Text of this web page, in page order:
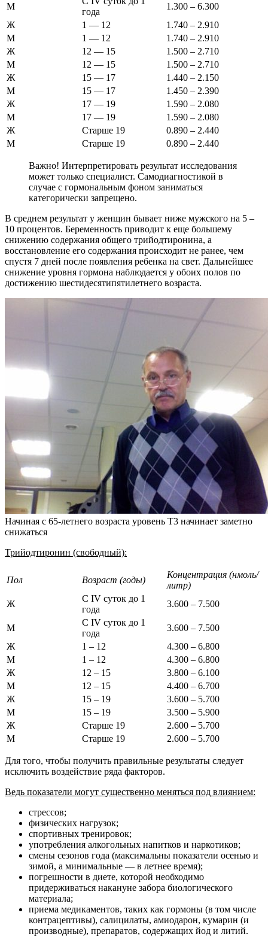
М
года
1.300 – 6.300
Ж
1 — 12
1.740 – 2.910
М
1 — 12
1.740 – 2.910
Ж
12 — 15
1.500 – 2.710
М
12 — 15
1.500 – 2.710
Ж
15 — 17
1.440 – 2.150
М
15 — 17
1.450 – 2.390
Ж
17 — 19
1.590 – 2.080
М
17 — 19
1.590 – 2.080
Ж
Старше 19
0.890 – 2.440
М
Старше 19 0.890 – 2.440
Важно! Интерпретировать результат исследования
может только специалист. Самодиагностикой в
случае с гормональным фоном заниматься
категорически запрещено.
В среднем результат у женщин бывает ниже мужского на 5 –
10 процентов. Беременность приводит к еще большему
снижению содержания общего трийодтиронина, а
восстановление его содержания происходит не ранее, чем
спустя 7 дней после появления ребенка на свет. Дальнейшее
снижение уровня гормона наблюдается у обоих полов по
достижению шестидесятипятилетнего возраста.
Начиная с 65-летнего возраста уровень Т3 начинает заметно
снижаться
Трийодтиронин (свободный):
Пол Возраст (годы)
Концентрация (нмоль/
литр)
Ж
С IV суток до 1
года
3.600 – 7.500
М
С IV суток до 1
года
3.600 – 7.500
Ж
1 – 12
4.300 – 6.800
М
1 – 12
4.300 – 6.800
Ж
12 – 15
3.800 – 6.100
М
12 – 15
4.400 – 6.700
Ж
15 – 19
3.600 – 5.700
М
15 – 19
3.500 – 5.900
Ж
Старше 19
2.600 – 5.700
М
Старше 19 2.600 – 5.700
Для того, чтобы получить правильные результаты следует
исключить воздействие ряда факторов.
Ведь показатели могут существенно меняться под влиянием:
стрессов;
физических нагрузок;
спортивных тренировок;
употребления алкогольных напитков и наркотиков;
смены сезонов года (максимальны показатели осенью и
зимой, а минимальные — в летнее время);
погрешности в диете, которой необходимо
придерживаться накануне забора биологического
материала;
приема медикаментов, таких как гормоны (в том числе
контрацептивы), салицилаты, амиодарон, кумарин (и
производные), препаратов, содержащих йод и литий.